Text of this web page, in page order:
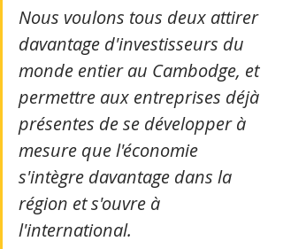
Nous voulons tous deux attirer
davantage d'investisseurs du
monde entier au Cambodge, et
permettre aux entreprises déjà
présentes de se développer à
mesure que l'économie
s'intègre davantage dans la
région et s'ouvre à
l'international.